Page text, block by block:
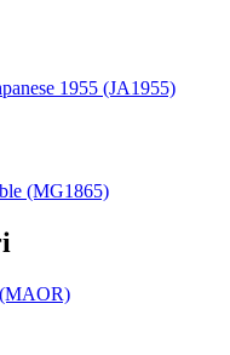
1955 (JA1955)
(MG1865)